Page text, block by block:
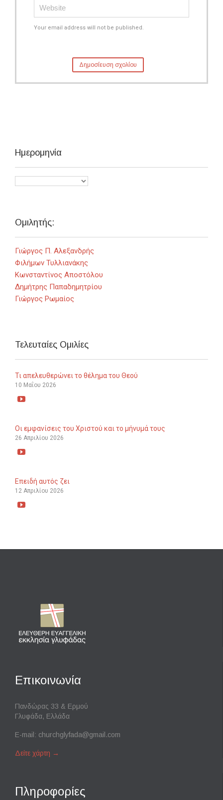
Your email address will not be published.
Ημερομηνία
Ομιλητής:
Γιώργος Π. Αλεξανδρής
Φιλήμων Τυλλιανάκης
Κωνσταντίνος Αποστόλου
Δημήτρης Παπαδημητρίου
Γιώργος Ρωμαίος
Τελευταίες Ομιλίες
Τι απελευθερώνει το θέλημα του Θεού
10 Μαΐου 2026

Οι εμφανίσεις του Χριστού και το μήνυμά τους
26 Απριλίου 2026

Επειδή αυτός ζει
12 Απριλίου 2026

Επικοινωνία
Πανδώρας 33 & Ερμού
Γλυφάδα, Ελλάδα
E-mail: churchglyfada@gmail.com
Δείτε χάρτη →
Πληροφορίες